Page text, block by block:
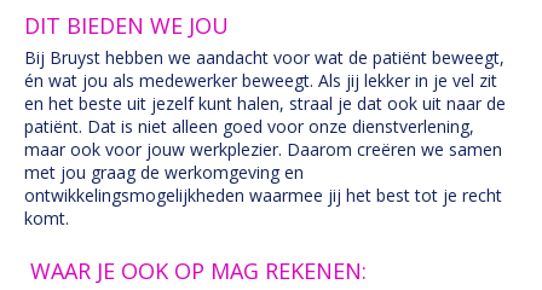
DIT BIEDEN WE JOU
Bij Bruyst hebben we aandacht voor wat de patiënt beweegt,
én wat jou als medewerker beweegt. Als jij lekker in je vel zit
en het beste uit jezelf kunt halen, straal je dat ook uit naar de
patiënt. Dat is niet alleen goed voor onze dienstverlening,
maar ook voor jouw werkplezier. Daarom creëren we samen
met jou graag de werkomgeving en
ontwikkelingsmogelijkheden waarmee jij het best tot je recht
komt.
WAAR JE OOK OP MAG REKENEN: